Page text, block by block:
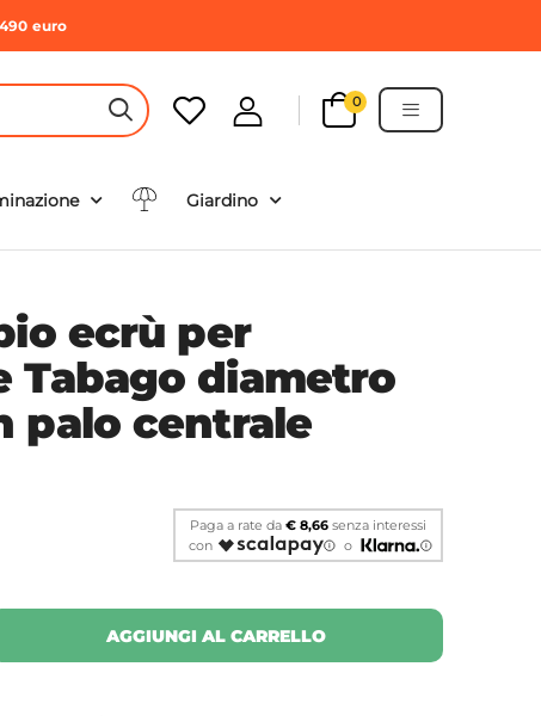
490 euro
HEADER SEARCH BUTTON
0
Giardino
ecrù per
Tabago diametro
palo centrale
Paga a rate da€ 8,66 senza interessi
con
o
AGGIUNGI AL CARRELLO